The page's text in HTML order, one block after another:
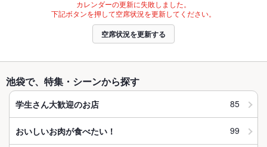
カレンダーの更新に失敗しました。
下記ボタンを押して空席状況を更新してください。
空席状況を更新する
池袋で、特集・シーンから探す
学生さん大歓迎のお店 85
おいしいお肉が食べたい！ 99